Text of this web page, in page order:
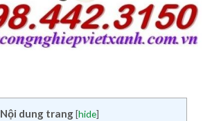
Nội dung trang[hide]